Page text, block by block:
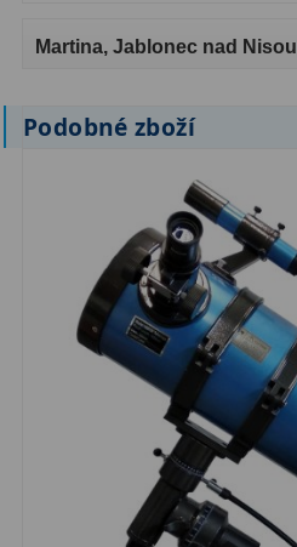
Martina, Jablonec nad Nisou
Podobné zboží